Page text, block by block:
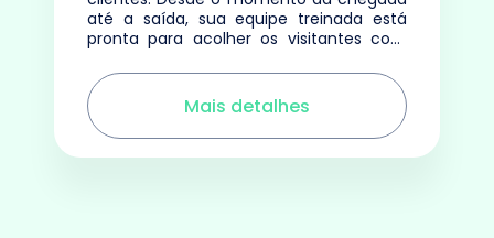
até a saída, sua equipe treinada está
pronta para acolher os visitantes com
Mais detalhes